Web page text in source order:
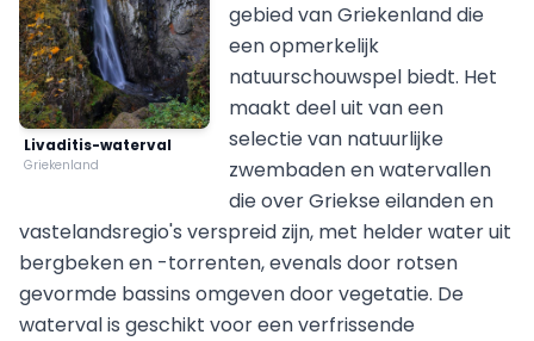
Livaditis-waterval
Griekenland
gebied van Griekenland die
een opmerkelijk
natuurschouwspel biedt. Het
maakt deel uit van een
selectie van natuurlijke
zwembaden en watervallen
die over Griekse eilanden en
vastelandsregio's verspreid zijn, met helder water uit
bergbeken en -torrenten, evenals door rotsen
gevormde bassins omgeven door vegetatie. De
waterval is geschikt voor een verfrissende